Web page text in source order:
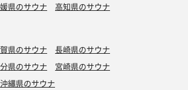
県のサウナ 高知県のサウナ
県のサウナ
長崎県のサウナ
県のサウナ
宮崎県のサウナ
沖縄県のサウナ